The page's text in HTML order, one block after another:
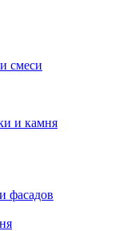
смеси
и камня
фасадов